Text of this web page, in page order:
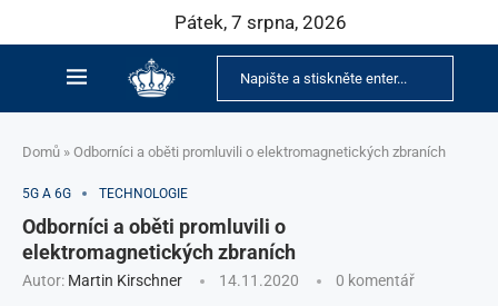
Pátek, 7 srpna, 2026
Domů » Odborníci a oběti promluvili o elektromagnetických zbraních
5G A 6G TECHNOLOGIE
Odborníci a oběti promluvili o
elektromagnetických zbraních
Autor: Martin Kirschner 14.11.2020 0 komentář